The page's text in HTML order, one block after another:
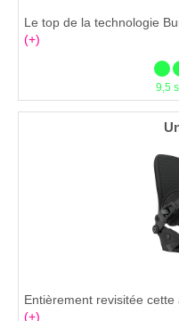
Le top de la technologie
(+)
9,5
Entièrement revisitée cette
(+)